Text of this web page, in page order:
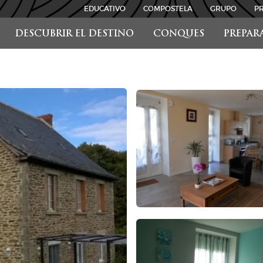
DESCUBRIR EL DESTINO CONQUES
EDUCATIVO COMPOSTELA GRUPO